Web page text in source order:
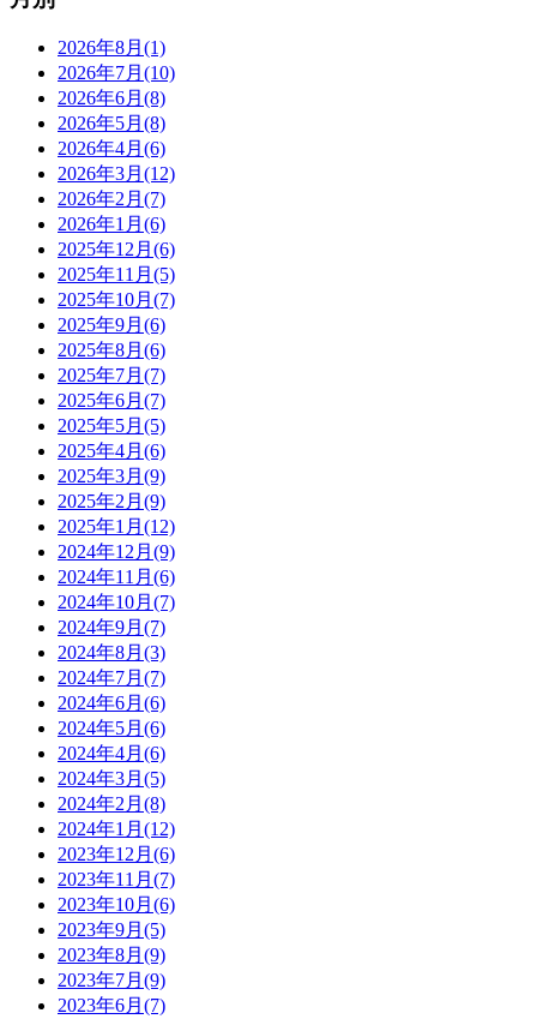
2026年8月(1)
2026年7月(10)
2026年6月(8)
2026年5月(8)
2026年4月(6)
2026年3月(12)
2026年2月(7)
2026年1月(6)
2025年12月(6)
2025年11月(5)
2025年10月(7)
2025年9月(6)
2025年8月(6)
2025年7月(7)
2025年6月(7)
2025年5月(5)
2025年4月(6)
2025年3月(9)
2025年2月(9)
2025年1月(12)
2024年12月(9)
2024年11月(6)
2024年10月(7)
2024年9月(7)
2024年8月(3)
2024年7月(7)
2024年6月(6)
2024年5月(6)
2024年4月(6)
2024年3月(5)
2024年2月(8)
2024年1月(12)
2023年12月(6)
2023年11月(7)
2023年10月(6)
2023年9月(5)
2023年8月(9)
2023年7月(9)
2023年6月(7)